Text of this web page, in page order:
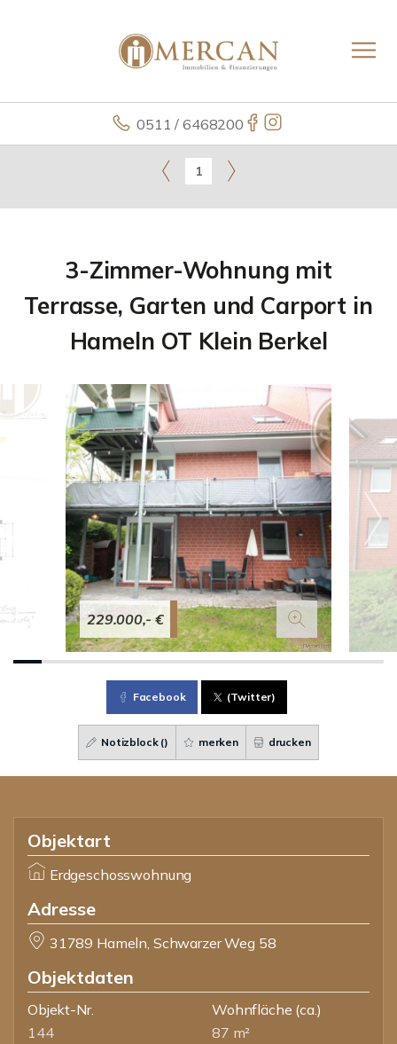
0511 / 6468200
1
3-Zimmer-Wohnung mit
Terrasse, Garten und Carport in
Hameln OT Klein Berkel
229.000,- €
Facebook (Twitter)
Notizblock () merken drucken
Objektart
Erdgeschosswohnung
Adresse
31789 Hameln, Schwarzer Weg 58
Objektdaten
Objekt-Nr.
144
Wohnfläche (ca.)
87 m²